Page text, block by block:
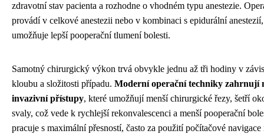
zdravotní stav pacienta a rozhodne o vhodném typu anestezie.
provádí v celkové anestezii nebo v kombinaci s epidurální
umožňuje lepší pooperační tlumení bolesti.
Samotný chirurgický výkon trvá obvykle jednu až tři hodiny v
kloubu a složitosti případu. Moderní operační techniky zahrnují
invazivní přístupy, které umožňují menší chirurgické řezy, šetří
svaly, což vede k rychlejší rekonvalescenci a menší pooperační
pracuje s maximální přesností, často za použití počítačové navigace